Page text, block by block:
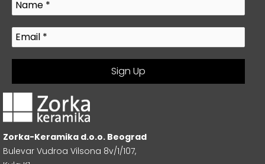
Zorka-Keramika d.o.o. Beograd
Bulevar Vudroa Vilsona 8v/1/107,